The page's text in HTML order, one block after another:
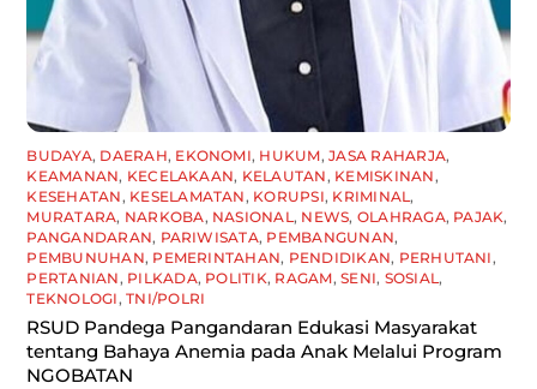
BUDAYA, DAERAH, EKONOMI, HUKUM,JASA RAHARJA,
KEAMANAN, KECELAKAAN, KELAUTAN, KEMISKINAN,
KESEHATAN, KESELAMATAN, KORUPSI, KRIMINAL,
MURATARA, NARKOBA, NASIONAL, NEWS, OLAHRAGA, PAJAK,
PANGANDARAN, PARIWISATA, PEMBANGUNAN,
PEMBUNUHAN, PEMERINTAHAN, PENDIDIKAN, PERHUTANI,
PERTANIAN, PILKADA, POLITIK, RAGAM,SENI, SOSIAL,
TEKNOLOGI,TNI/POLRI
RSUD Pandega Pangandaran Edukasi Masyarakat
tentang Bahaya Anemia pada Anak Melalui Program
NGOBATAN